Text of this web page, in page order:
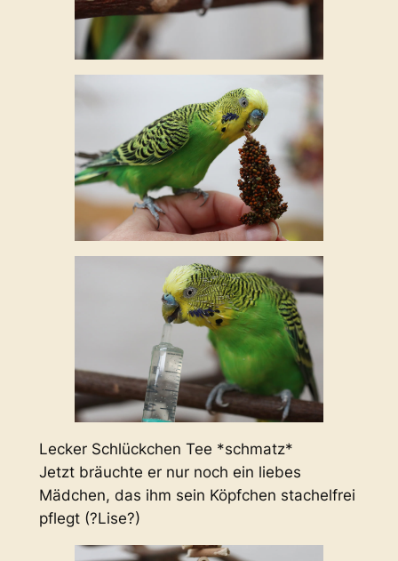
Lecker Schlückchen Tee *schmatz*
Jetzt bräuchte er nur noch ein liebes
Mädchen, das ihm sein Köpfchen stachelfrei
pflegt (?Lise?)